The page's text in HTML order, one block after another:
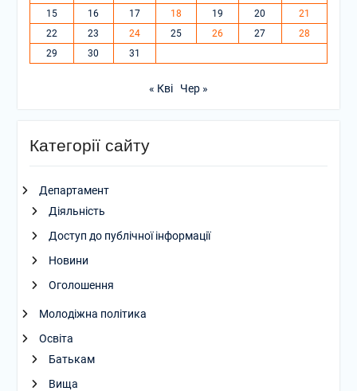
15
16 17 18 19 20
21
22
23 24 25 26 27
28
29
30 31
« Кві Чер »
Категорії сайту
Департамент
Діяльність
Доступ до публічної інформації
Новини
Оголошення
Молодіжна політика
Освіта
Батькам
Вища